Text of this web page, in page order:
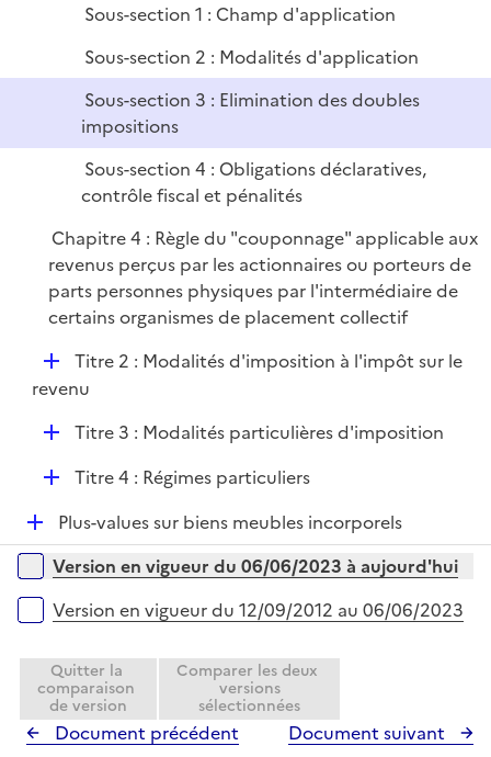
r
i
r
Sous-section 1 : Champ d'application
Sous-section 2 : Modalités d'application
Sous-section 3 : Elimination des doubles
impositions
Sous-section 4 : Obligations déclaratives,
contrôle fiscal et pénalités
Chapitre 4 : Règle du "couponnage" applicable aux
revenus perçus par les actionnaires ou porteurs de
parts personnes physiques par l'intermédiaire de
certains organismes de placement collectif
D
é
r
Titre 2 : Modalités d'imposition à l'impôt sur le
revenu
D
l
e
Titre 3 : Modalités particulières d'imposition
D
p
l
i
e
Titre 4 : Régimes particuliers
D
é
p
e
r
Plus-values sur biens meubles incorporels
Versions sur la période
Version en vigueur du 06/06/2023 à aujourd'hui
Version en vigueur du 12/09/2012 au 06/06/2023
Quitter la
comparaison
de version
Comparer les deux
versions
sélectionnées
Document précédent Document suivant